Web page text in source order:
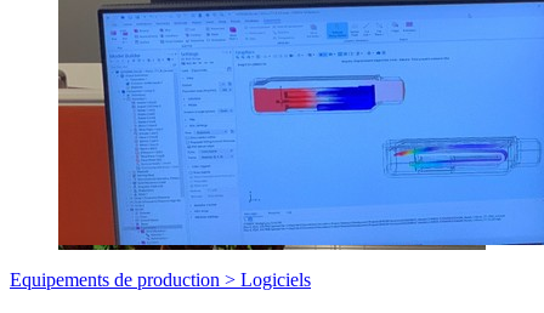
Equipements de production > Logiciels